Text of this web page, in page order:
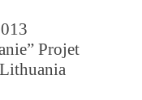
Projet